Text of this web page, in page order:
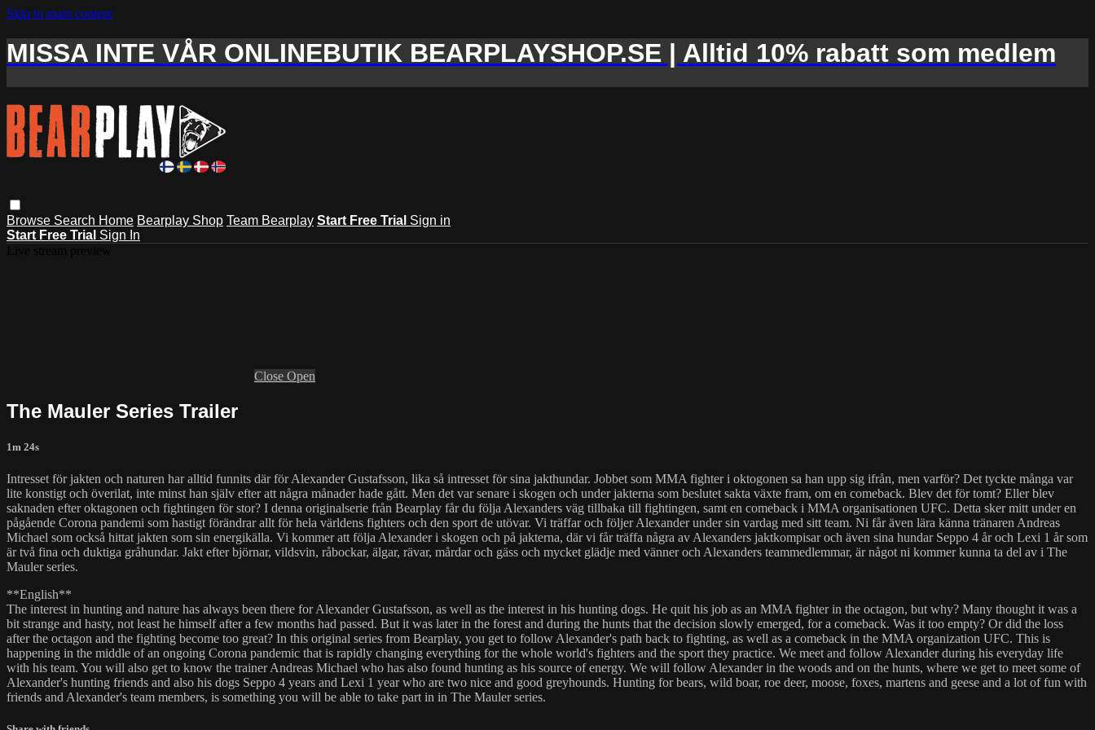
Skip to main content
MISSA INTE VÅR ONLINEBUTIK BEARPLAYSHOP.SE | Alltid 10% rabatt som medlem
Browse Search Home Bearplay Shop Team Bearplay Start Free Trial Sign in
Start Free Trial Sign In
Close Open
The Mauler Series Trailer
1m 24s
Intresset för jakten och naturen har alltid funnits där för Alexander Gustafsson, lika så intresset för sina jakthundar. Jobbet som MMA fighter i oktogonen sa han upp sig ifrån, men varför? Det tyckte många var
lite konstigt och överilat, inte minst han själv efter att några månader hade gått. Men det var senare i skogen och under jakterna som beslutet sakta växte fram, om en comeback. Blev det för tomt? Eller blev
saknaden efter oktagonen och fightingen för stor? I denna originalserie från Bearplay får du följa Alexanders väg tillbaka till fightingen, samt en comeback i MMA organisationen UFC. Detta sker mitt under en
pågående Corona pandemi som hastigt förändrar allt för hela världens fighters och den sport de utövar. Vi träffar och följer Alexander under sin vardag med sitt team. Ni får även lära känna tränaren Andreas
Michael som också hittat jakten som sin energikälla. Vi kommer att följa Alexander i skogen och på jakterna, där vi får träffa några av Alexanders jaktkompisar och även sina hundar Seppo 4 år och Lexi 1 år som
är två fina och duktiga gråhundar. Jakt efter björnar, vildsvin, råbockar, älgar, rävar, mårdar och gäss och mycket glädje med vänner och Alexanders teammedlemmar, är något ni kommer kunna ta del av i The
Mauler series.
**English**
The interest in hunting and nature has always been there for Alexander Gustafsson, as well as the interest in his hunting dogs. He quit his job as an MMA fighter in the octagon, but why? Many thought it was a
bit strange and hasty, not least he himself after a few months had passed. But it was later in the forest and during the hunts that the decision slowly emerged, for a comeback. Was it too empty? Or did the loss
after the octagon and the fighting become too great? In this original series from Bearplay, you get to follow Alexander's path back to fighting, as well as a comeback in the MMA organization UFC. This is
happening in the middle of an ongoing Corona pandemic that is rapidly changing everything for the whole world's fighters and the sport they practice. We meet and follow Alexander during his everyday life
with his team. You will also get to know the trainer Andreas Michael who has also found hunting as his source of energy. We will follow Alexander in the woods and on the hunts, where we get to meet some of
Alexander's hunting friends and also his dogs Seppo 4 years and Lexi 1 year who are two nice and good greyhounds. Hunting for bears, wild boar, roe deer, moose, foxes, martens and geese and a lot of fun with
friends and Alexander's team members, is something you will be able to take part in in The Mauler series.